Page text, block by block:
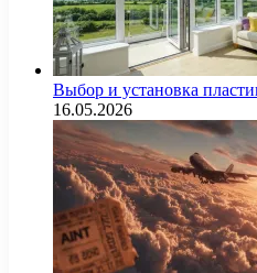
Выбор и установка
16.05.2026